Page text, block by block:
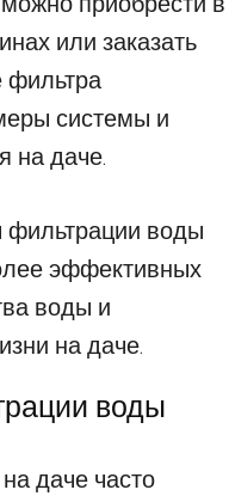
или заказать
фильтра
системы и
на даче.
фильтрации воды
эффективных
воды и
на даче.
воды
даче часто